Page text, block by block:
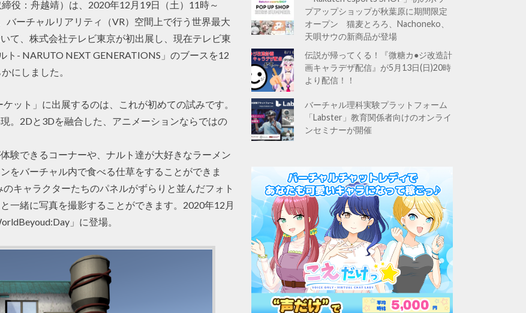
役：舟越靖）は、2020年12月19日（土）11時～
ーチャルリアリティ（VR）空間上で行う世界最大
て、株式会社テレビ東京が初出展し、現在テレビ東
- NARUTO NEXT GENERATIONS」のブースを12
にしました。
ット」に出展するのは、これが初めての試みです。
。2Dと3Dを融合した、アニメーションならではの
験できるコーナーや、ナルト達が大好きなラーメン
をバーチャル内で食べる仕草をすることができま
キャラクターたちのパネルがずらりと並んだフォト
一緒に写真を撮影することができます。2020年12月
」に登場。
プアップショップが秋葉原に期間限定
オープン 猫麦とろろ、Nachoneko、
天唄サウの新商品が登場
伝説が帰ってくる！『微糖カ●ジ改造計
画キャラデザ配信』が5月13日(日)20時
より配信！！
バーチャル理科実験プラットフォーム
「Labster」教育関係者向けのオンライ
ンセミナーが開催